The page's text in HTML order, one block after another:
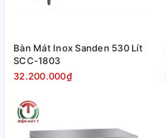
Bàn Mát Inox Sanden 530 Lít
SCC-1803
32.200.000₫